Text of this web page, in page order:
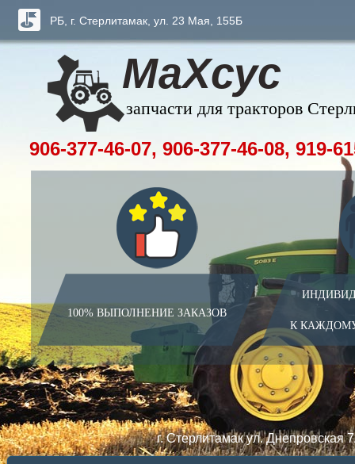
МаХсус
запчасти для тракторов
100% ВЫПОЛНЕНИЕ ЗАКАЗОВ
К
РБ, г. Стерлитамак, ул. 23 Мая, 155Б
г. Стерлитамак ул. Днепровская
906-377-46-07, 906-377-46-08, 919-